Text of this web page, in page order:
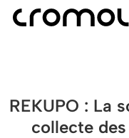
Skip
REKUPO : La
collecte